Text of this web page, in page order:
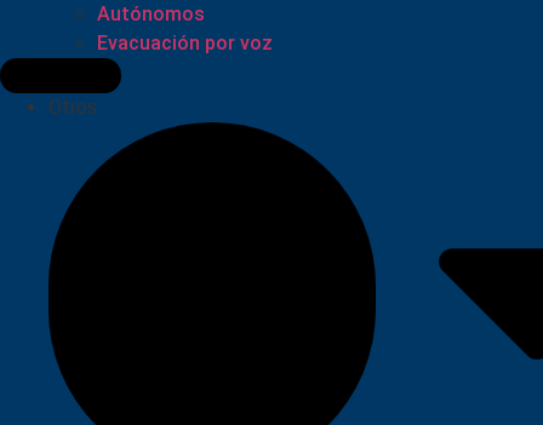
Autónomos
Evacuación por voz
Otros